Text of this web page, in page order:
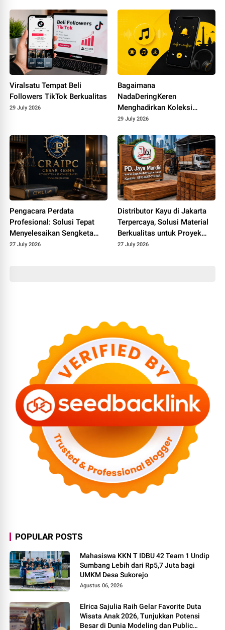
Viralsatu Tempat Beli
Followers TikTok Berkualitas
29 July 2026
Bagaimana
NadaDeringKeren
Menghadirkan Koleksi
Ringtone yang Dekat dengan
29 July 2026
Pengacara Perdata
Profesional: Solusi Tepat
Menyelesaikan Sengketa
Hukum Secara Efektif dan
27 July 2026
Distributor Kayu di Jakarta
Terpercaya, Solusi Material
Berkualitas untuk Proyek
Konstruksi yang Lebih
27 July 2026
POPULAR POSTS
Mahasiswa KKN T IDBU 42 Team 1 Undip
Sumbang Lebih dari Rp5,7 Juta bagi
UMKM Desa Sukorejo
Agustus 06, 2026
Elrica Sajulia Raih Gelar Favorite Duta
Wisata Anak 2026, Tunjukkan Potensi
Besar di Dunia Modeling dan Public